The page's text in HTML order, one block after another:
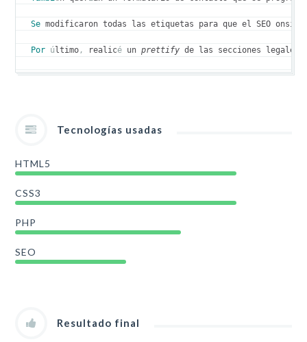
Se modificaron todas las etiquetas para que el SEO
Por último , realicé un prettify de las secciones legales
Tecnologías usadas
HTML5
CSS3
PHP
SEO
Resultado final